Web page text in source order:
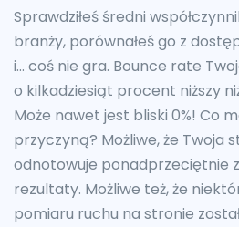
Sprawdziłeś średni
branży, porównałeś go z
i… coś nie gra. Bounce rate
o kilkadziesiąt procent niższy
Może nawet jest bliski 0%! Co
przyczyną? Możliwe, że Twoja
odnotowuje ponadprzeciętnie
rezultaty. Możliwe też, że
pomiaru ruchu na stronie